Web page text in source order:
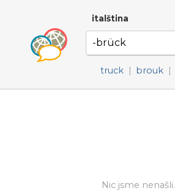
italština
truck | brouk |
Nic jsme nenašli.